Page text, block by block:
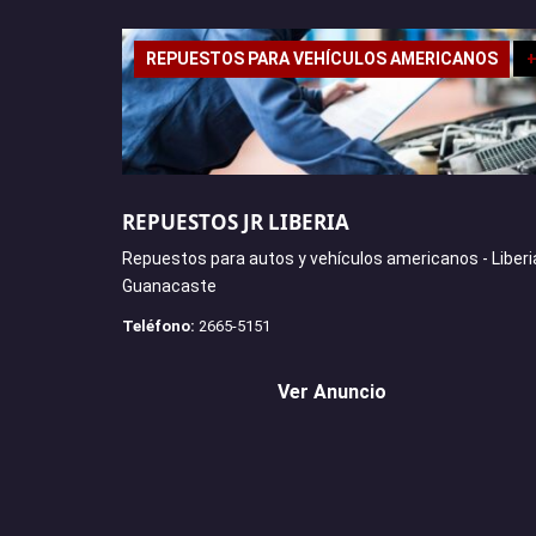
REPUESTOS PARA VEHÍCULOS AMERICANOS +
REPUESTOS JR LIBERIA
Repuestos para autos y vehículos americanos -
Guanacaste
Teléfono: 2665-5151
Ver Anuncio